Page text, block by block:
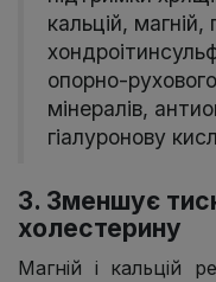
кальцій,
опорно-
мінералів,
гіалуронову
3. Зменшує
холестерину
Магній і кальцій